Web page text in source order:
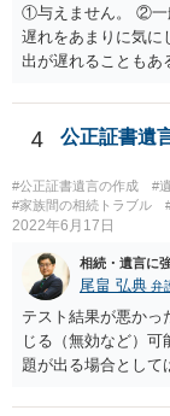
①与えません。 ②一
遅れをあまりに気に
出が遅れることもあ
4 公正証書遺
#公正証書遺言の作成 #
#家族間の相続トラブル
2022年6月17日
相続・遺言に
尾畠 弘典 弁
テスト結果が悪かっ
じる（無効など）
題が出る場合として
すが、弁護士に作成